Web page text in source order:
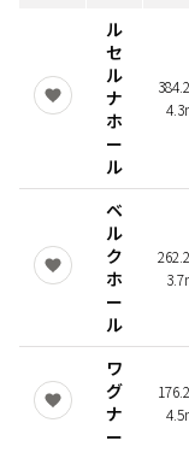
ル
セ
ル
ナ
ホ
ー
ル
ベ
ル
ク
ホ
ー
ル
ワ
グ
ナ
ー